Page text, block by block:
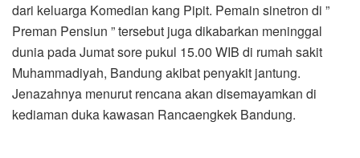
dari keluarga Komedian kang Pipit. Pemain sinetron di ”
Preman Pensiun ” tersebut juga dikabarkan meninggal
dunia pada Jumat sore pukul 15.00 WIB di rumah sakit
Muhammadiyah, Bandung akibat penyakit jantung.
Jenazahnya menurut rencana akan disemayamkan di
kediaman duka kawasan Rancaengkek Bandung.